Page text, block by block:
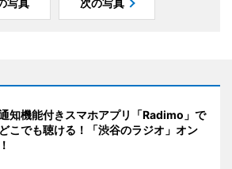
知機能付きスマホアプリ「Radimo」で
こでも聴ける！「渋谷のラジオ」オン